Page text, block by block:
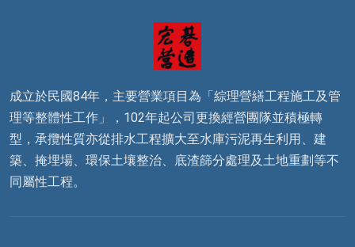
成立於民國84年，主要營業項目為「綜理營繕工程施工及管
理等整體性工作」，102年起公司更換經營團隊並積極轉
型，承攬性質亦從排水工程擴大至水庫污泥再生利用、建
築、掩埋場、環保土壤整治、底渣篩分處理及土地重劃等不
同屬性工程。